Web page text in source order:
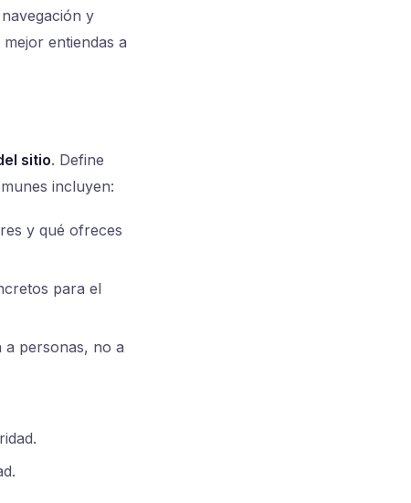
y
entiendas a
sitio. Define
incluyen:
y qué ofreces
para el
a personas, no a